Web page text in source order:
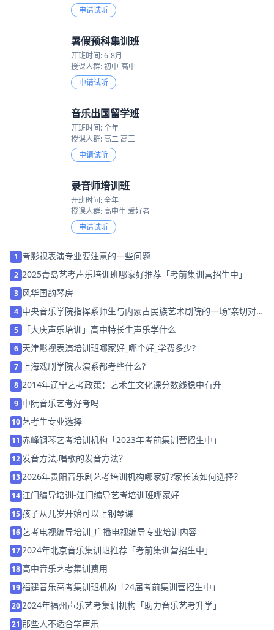
申请试听
暑假预科集训班
开班时间: 6-8月
授课人群: 初中-高中
申请试听
音乐出国留学班
开班时间: 全年
授课人群: 高二 高三
申请试听
录音师培训班
开班时间: 全年
授课人群: 高中生 爱好者
申请试听
1 考影视表演专业要注意的一些问题
2 2025青岛艺考声乐培训班哪家好推荐「考前集训营招生中」
3 风华国韵琴房
4 中央音乐学院指挥系师生与内蒙古民族艺术剧院的一场“亲切对
话”
5 「大庆声乐培训」高中特长生声乐学什么
6 天津影视表演培训班哪家好_哪个好_学费多少?
7 上海戏剧学院表演系都考些什么?
8 2014年辽宁艺考政策：艺术生文化课分数线稳中有升
9 中阮音乐艺考好考吗
10艺考生专业选择
11 赤峰钢琴艺考培训机构「2023年考前集训营招生中」
12 发音方法,唱歌的发音方法？
13 2026年贵阳音乐剧艺考培训机构哪家好?家长该如何选择？
14江门编导培训-江门编导艺考培训班哪家好
15孩子从几岁开始可以上钢琴课
16艺考电视编导培训_广播电视编导专业培训内容
17 2024年北京音乐集训班推荐「考前集训营招生中」
18高中音乐艺考集训费用
19福建音乐高考集训班机构「24届考前集训营招生中」
20 2024年福州声乐艺考集训机构「助力音乐艺考升学」
21 那些人不适合学声乐